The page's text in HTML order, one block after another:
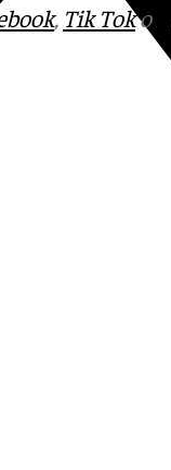
, Tik Toko